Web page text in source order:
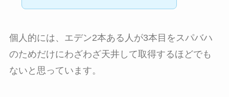
個人的には、エデン2本ある人が3本目をスパバハ
のためだけにわざわざ天井して取得するほどでも
ないと思っています。